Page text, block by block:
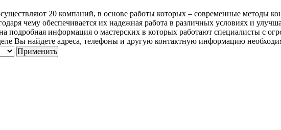
20 компаний, в основе работы которых – современные методы
чему обеспечивается их надежная работа в различных условиях и
подробная информация о мастерских в которых работают специалисты с
Вы найдете адреса, телефоны и другую контактную информацию